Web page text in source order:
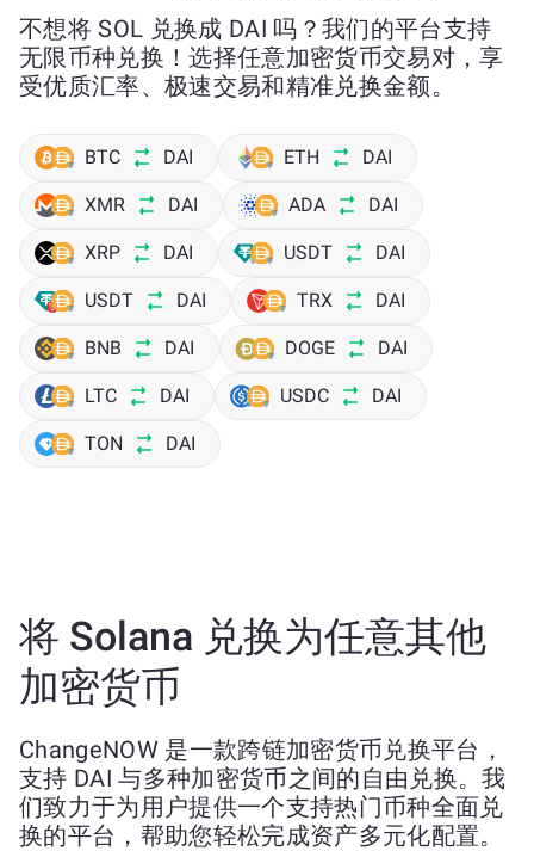
不想将 SOL 兑换成 DAI 吗？我们的平台支持
无限币种兑换！选择任意加密货币交易对，享
受优质汇率、极速交易和精准兑换金额。
BTC DAI ETH DAI
XMR DAI ADA DAI
XRP DAI USDT DAI
USDT DAI TRX DAI
BNB DAI DOGE DAI
LTC DAI USDC DAI
TON DAI
将 Solana 兑换为任意其他
加密货币
ChangeNOW 是一款跨链加密货币兑换平台，
支持 DAI 与多种加密货币之间的自由兑换。我
们致力于为用户提供一个支持热门币种全面兑
换的平台，帮助您轻松完成资产多元化配置。